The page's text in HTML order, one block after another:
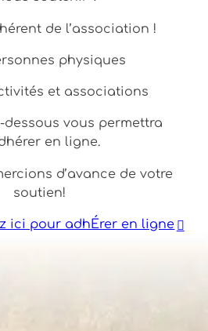
de l’association !
physiques
et associations
dessous vous permettra
en ligne.
d’avance de votre
soutien!
ici pour adhÉrer en ligne